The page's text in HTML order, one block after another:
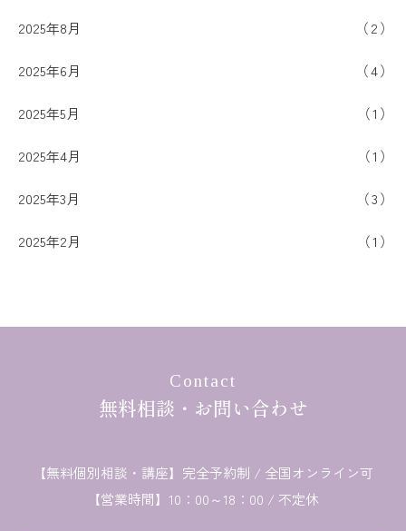
2025年8月 2
2025年6月 4
2025年5月 1
2025年4月 1
2025年3月 3
2025年2月 1
Contact
無料相談・お問い合わせ
【無料個別相談・講座】 完全予約制 / 全国オンライン可
【営業時間】10：00～18：00 / 不定休